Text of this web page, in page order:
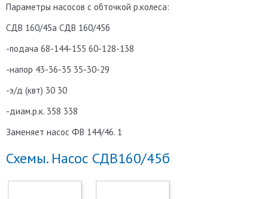
Параметры насосов с обточкой р.колеса:
СДВ 160/45а СДВ 160/45б
-подача 68-144-155 60-128-138
-напор 43-36-35 35-30-29
-э/д (квт) 30 30
-диам.р.к. 358 338
Заменяет насос ФВ 144/46. 1
Схемы. Насос СДВ160/45б